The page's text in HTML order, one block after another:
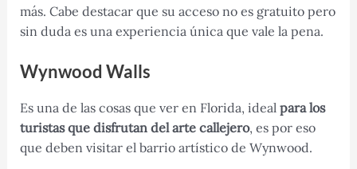
más. Cabe destacar que su acceso no es gratuito pero
sin duda es una experiencia única que vale la pena.
Wynwood Walls
Es una de las cosas que ver en Florida, ideal para los
turistas que disfrutan del arte callejero, es por eso
que deben visitar el barrio artístico de Wynwood.